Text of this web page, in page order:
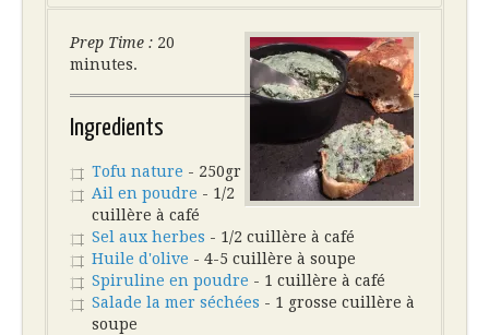
Prep Time : 20
minutes.
Ingredients
Tofu nature - 250gr
Ail en poudre - 1/2
cuillère à café
Sel aux herbes - 1/2 cuillère à café
Huile d'olive - 4-5 cuillère à soupe
Spiruline en poudre - 1 cuillère à café
Salade la mer séchées - 1 grosse cuillère à
soupe